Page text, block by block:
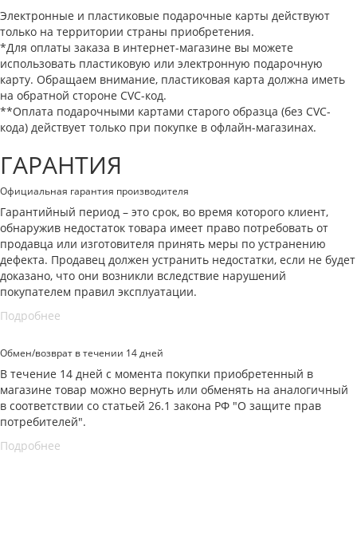
Электронные и пластиковые подарочные карты действуют
только на территории страны приобретения.
*Для оплаты заказа в интернет-магазине вы можете
использовать пластиковую или электронную подарочную
карту. Обращаем внимание, пластиковая карта должна иметь
на обратной стороне CVC-код.
**Оплата подарочными картами старого образца (без CVC-
кода) действует только при покупке в офлайн-магазинах.
ГАРАНТИЯ
Официальная гарантия производителя
Гарантийный период – это срок, во время которого клиент,
обнаружив недостаток товара имеет право потребовать от
продавца или изготовителя принять меры по устранению
дефекта. Продавец должен устранить недостатки, если не будет
доказано, что они возникли вследствие нарушений
покупателем правил эксплуатации.
Подробнее
Обмен/возврат в течении 14 дней
В течение 14 дней с момента покупки приобретенный в
магазине товар можно вернуть или обменять на аналогичный
в соответствии со статьей 26.1 закона РФ "О защите прав
потребителей".
Подробнее